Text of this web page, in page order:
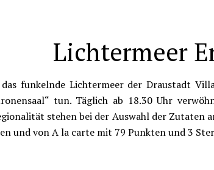
Lichtermeer
funkelnde Lichtermeer der Draustadt
tun. Täglich ab 18.30 Uhr
stehen bei der Auswahl der Zutaten
und von A la carte mit 79 Punkten und 3